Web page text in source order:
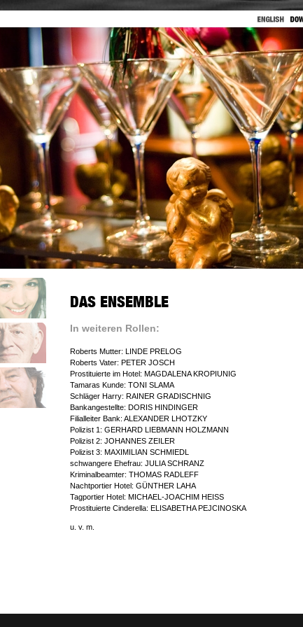
In weiteren Rollen:
Roberts Mutter: LINDE PRELOG
Roberts Vater: PETER JOSCH
Prostituierte im Hotel: MAGDALENA KROPIUNIG
Tamaras Kunde: TONI SLAMA
Schläger Harry: RAINER GRADISCHNIG
Bankangestellte: DORIS HINDINGER
Filialleiter Bank: ALEXANDER LHOTZKY
Polizist 1: GERHARD LIEBMANN HOLZMANN
Polizist 2: JOHANNES ZEILER
Polizist 3: MAXIMILIAN SCHMIEDL
schwangere Ehefrau: JULIA SCHRANZ
Kriminalbeamter: THOMAS RADLEFF
Nachtportier Hotel: GÜNTHER LAHA
Tagportier Hotel: MICHAEL-JOACHIM HEISS
Prostituierte Cinderella: ELISABETHA PEJCINOSKA
u. v. m.